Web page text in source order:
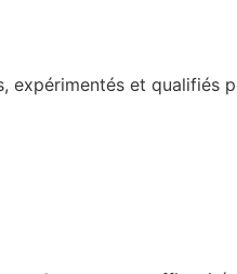
expérimentés et